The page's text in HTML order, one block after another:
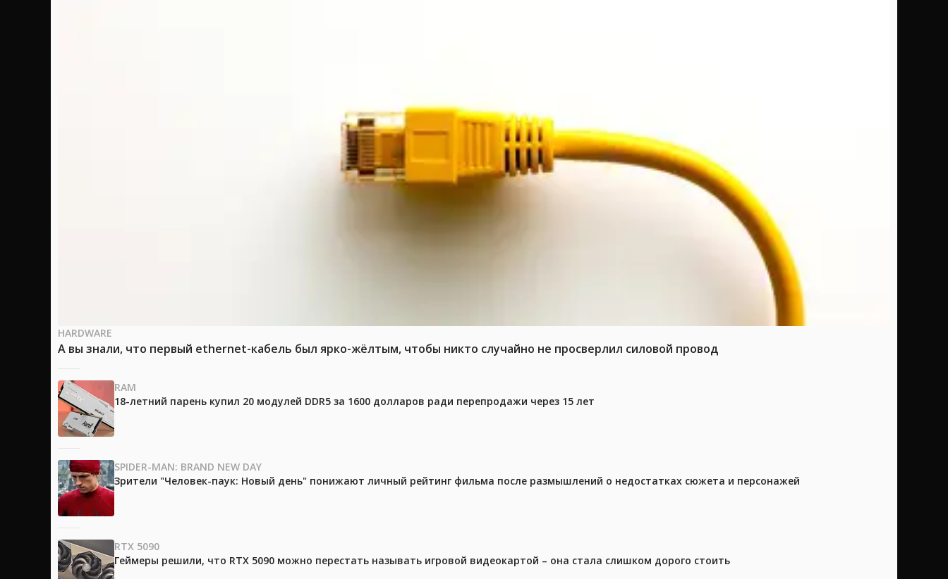
HARDWARE
А вы знали, что первый ethernet-кабель был ярко-жёлтым, чтобы никто случайно не просверлил силовой провод
RAM
18-летний парень купил 20 модулей DDR5 за 1600 долларов ради перепродажи через 15 лет
SPIDER-MAN: BRAND NEW DAY
Зрители "Человек-паук: Новый день" понижают личный рейтинг фильма после размышлений о недостатках сюжета и персонажей
RTX 5090
Геймеры решили, что RTX 5090 можно перестать называть игровой видеокартой – она стала слишком дорого стоить